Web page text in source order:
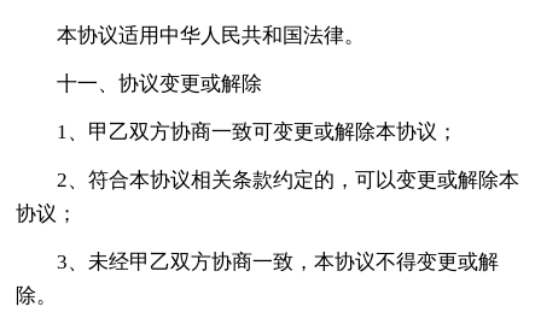
本协议适用中华人民共和国法律。
十一、协议变更或解除
1、甲乙双方协商一致可变更或解除本协议；
2、符合本协议相关条款约定的，可以变更或解除本
协议；
3、未经甲乙双方协商一致，本协议不得变更或解
除。